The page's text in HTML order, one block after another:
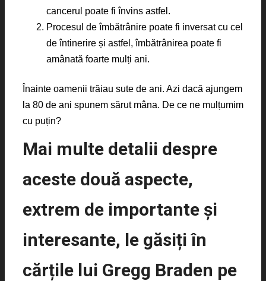
cancerul poate fi învins astfel.
Procesul de îmbătrânire poate fi inversat cu cel
de întinerire și astfel, îmbătrânirea poate fi
amânată foarte mulți ani.
Înainte oamenii trăiau sute de ani. Azi dacă ajungem
la 80 de ani spunem sărut mâna. De ce ne mulțumim
cu puțin?
Mai multe detalii despre
aceste două aspecte,
extrem de importante și
interesante, le găsiți în
cărțile lui Gregg Braden pe